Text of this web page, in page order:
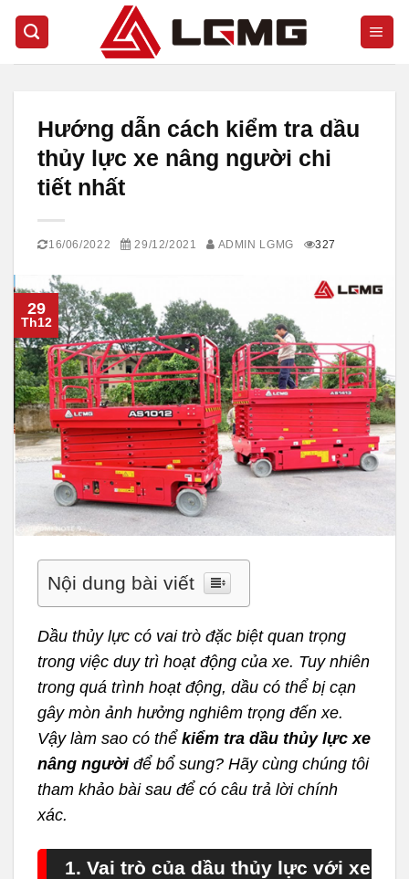
Skip
content
Hướng dẫn cách kiểm tra dầu
thủy lực xe nâng người chi
tiết nhất
16/06/2022 29/12/2021 ADMIN LGMG 327
29
Th12
Nội dung bài viết
Dầu thủy lực có vai trò đặc biệt quan trọng
trong việc duy trì hoạt động của xe. Tuy nhiên
trong quá trình hoạt động, dầu có thể bị cạn
gây mòn ảnh hưởng nghiêm trọng đến xe.
Vậy làm sao có thể kiểm tra dầu thủy lực xe
nâng ngườiđể bổ sung? Hãy cùng chúng tôi
tham khảo bài sau để có câu trả lời chính
xác.
1. Vai trò của dầu thủy lực với xe